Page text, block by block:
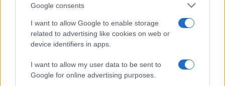
Google consents
I want to allow Google to enable storage
related to advertising like cookies on web or
device identifiers in apps.
I want to allow my user data to be sent to
Google for online advertising purposes.
I nostri cari
I nostri cari